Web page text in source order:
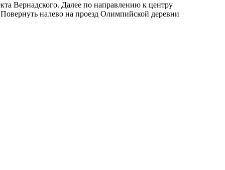
Вернадского. Далее по направлению к центру
налево на проезд Олимпийской деревни